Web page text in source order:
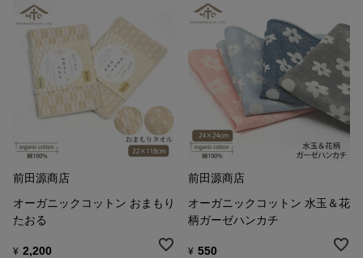
前田源商店
オーガニックコットン おまもり
たおる
¥ 2,200
前田源商店
オーガニックコットン 水玉＆花
柄ガーゼハンカチ
¥ 550